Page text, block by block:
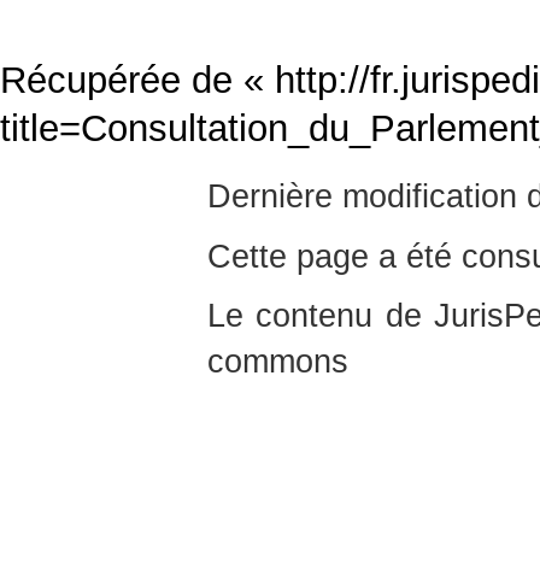
Récupérée de « http://
Dernière modification
Cette page a été
Le contenu de
commons